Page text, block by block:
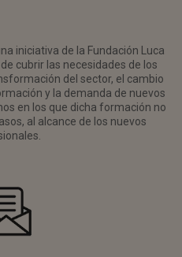
iniciativa de la Fundación Luca
cubrir las necesidades de los
del sector, el cambio
y la demanda de nuevos
en los que dicha formación no
al alcance de los nuevos